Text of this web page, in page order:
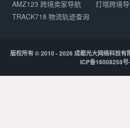
产品更新动态
AMZ123 跨境卖家导航
灯塔跨境
TRACK718 物流轨迹查询
版权所有© 2010 - 2026成都光大网络科技有
ICP备16008258